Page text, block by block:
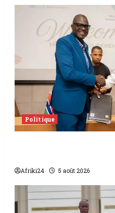
Politique
Afriki24 5 août 2026